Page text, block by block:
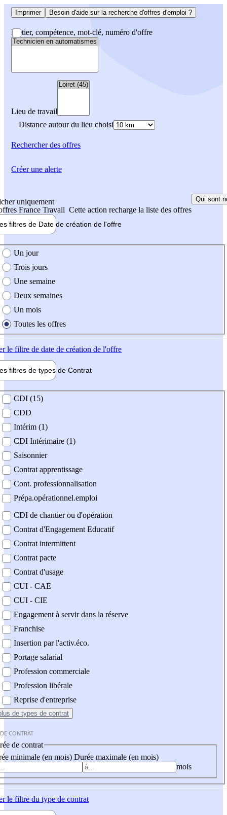
Imprimer Besoin d'aide sur la recherche d'offres d'emploi ?
Métier, compétence, mot-clé, numéro d'offre
Lieu de travail
Distance autour du lieu choisi
Rechercherdes offres
uniquement
France Travail Cette action recharge la liste des offres
Qui sont
filtres de Date de création de l'offre
création de l'offre
Un jour
Trois jours
Une semaine
Deux semaines
Un mois
Toutes les offres
le filtre de date de création de l'offre
filtres de types de Contrat
contrat
CDI (15)
CDD
Intérim (1)
CDI Intérimaire (1)
Saisonnier
Contrat apprentissage
Cont. professionnalisation
Prépa.opérationnel.emploi
CDI de chantier ou d'opération
Contrat d'Engagement Educatif
Contrat intermittent
Contrat pacte
Contrat d'usage
CUI - CAE
CUI - CIE
Engagement à servir dans la réserve
Franchise
Insertion par l'activ.éco.
Portage salarial
Profession commerciale
Profession libérale
Reprise d'entreprise
de types de contrat
CONTRAT
de contrat
minimale (en mois) Durée maximale (en mois)
mois
le filtre du type de contrat
Créer une alerte